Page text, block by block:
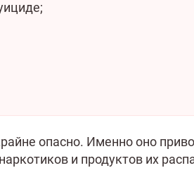
опасно. Именно оно
и продуктов их